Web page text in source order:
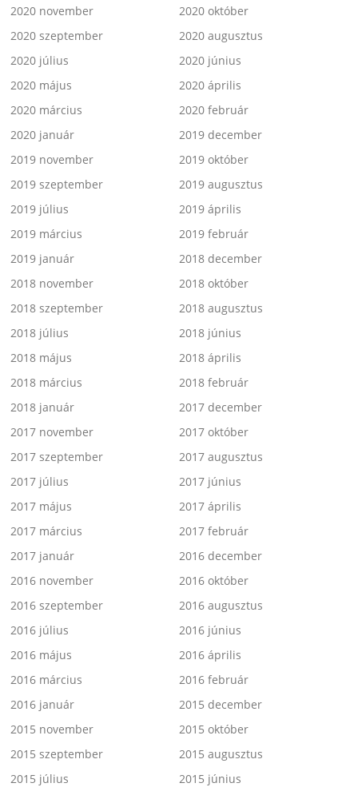
2020 november
2020 október
2020 szeptember
2020 augusztus
2020 július
2020 június
2020 május
2020 április
2020 március
2020 február
2020 január
2019 december
2019 november
2019 október
2019 szeptember
2019 augusztus
2019 július
2019 április
2019 március
2019 február
2019 január
2018 december
2018 november
2018 október
2018 szeptember
2018 augusztus
2018 július
2018 június
2018 május
2018 április
2018 március
2018 február
2018 január
2017 december
2017 november
2017 október
2017 szeptember
2017 augusztus
2017 július
2017 június
2017 május
2017 április
2017 március
2017 február
2017 január
2016 december
2016 november
2016 október
2016 szeptember
2016 augusztus
2016 július
2016 június
2016 május
2016 április
2016 március
2016 február
2016 január
2015 december
2015 november
2015 október
2015 szeptember
2015 augusztus
2015 július
2015 június